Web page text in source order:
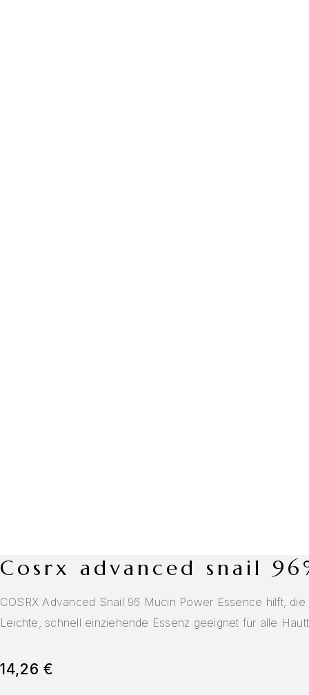
cosrx advanced snail
COSRX Advanced Snail 96 Mucin Power Essence hilft,
Leichte, schnell einziehende Essenz geeignet für alle
14,26 €